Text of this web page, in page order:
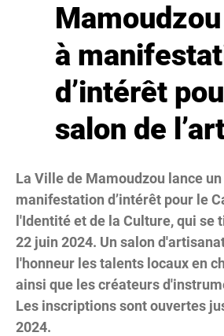
Mamoudzou
à
d’intérêt
salon de
La Ville de Mamoudzou lance
manifestation d’intérêt pour le
l'Identité et de la Culture, qui se
22 juin 2024. Un salon
l'honneur les talents locaux en
ainsi que les créateurs
Les inscriptions sont ouvertes
2024.